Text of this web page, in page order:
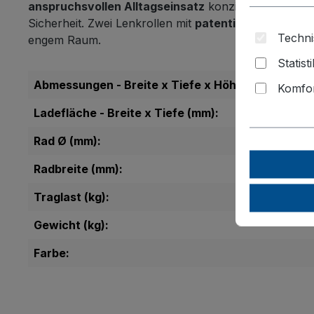
anspruchsvollen Alltagseinsatz konzipiert. Die
Sicherheit. Zwei Lenkrollen mit patentiertem
engem Raum.
Abmessungen - Breite x Tiefe x Höhe (mm):
Ladefläche - Breite x Tiefe (mm):
Rad Ø (mm):
Radbreite (mm):
Traglast (kg):
Gewicht (kg):
Farbe: